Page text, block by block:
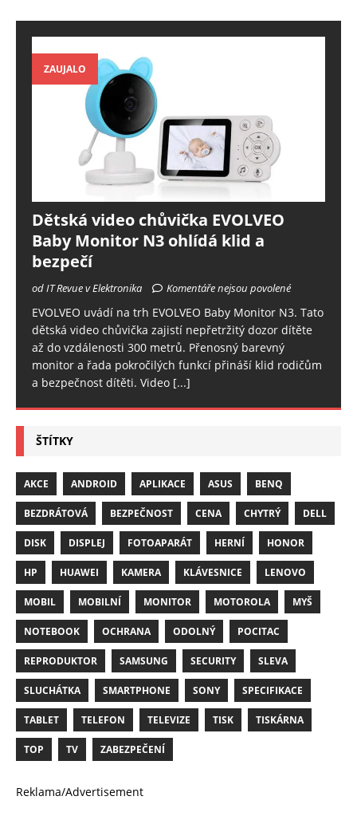
ZAUJALO
Dětská video chůvička EVOLVEO
Baby Monitor N3 ohlídá klid a
bezpečí
od IT Revue v Elektronika Komentáře nejsou povolené
EVOLVEO uvádí na trh EVOLVEO Baby Monitor N3. Tato
dětská video chůvička zajistí nepřetržitý dozor dítěte
až do vzdálenosti 300 metrů. Přenosný barevný
monitor a řada pokročilých funkcí přináší klid rodičům
a bezpečnost dítěti. Video [...]
ŠTÍTKY
AKCE ANDROID APLIKACE ASUS BENQ
BEZDRÁTOVÁ BEZPEČNOST CENA CHYTRÝ DELL
DISK DISPLEJ FOTOAPARÁT HERNÍ HONOR
HP HUAWEI KAMERA KLÁVESNICE LENOVO
MOBIL MOBILNÍ MONITOR MOTOROLA MYŠ
NOTEBOOK OCHRANA ODOLNÝ POCITAC
REPRODUKTOR SAMSUNG SECURITY SLEVA
SLUCHÁTKA SMARTPHONE SONY SPECIFIKACE
TABLET TELEFON TELEVIZE TISK TISKÁRNA
TOP TV ZABEZPEČENÍ
Reklama/Advertisement